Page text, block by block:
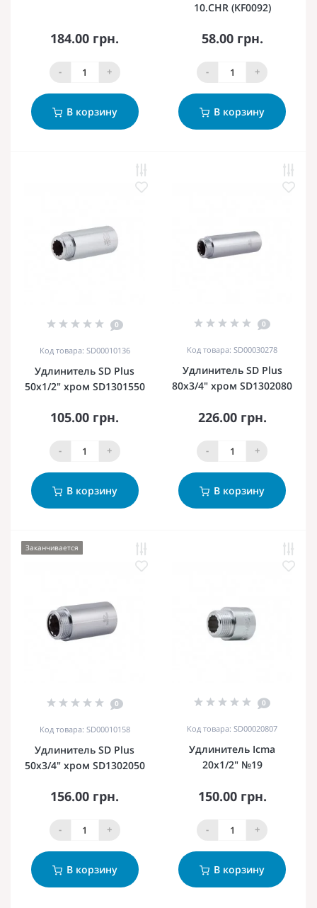
184.00 грн.
- +
В корзину
10.CHR (KF0092)
58.00 грн.
- +
В корзину
0
Код товара: SD00010136
Удлинитель SD Plus
50х1/2" хром SD1301550
105.00 грн.
- +
В корзину
0
Код товара: SD00030278
Удлинитель SD Plus
80х3/4" хром SD1302080
226.00 грн.
- +
В корзину
Заканчивается
0
Код товара: SD00010158
Удлинитель SD Plus
50х3/4" хром SD1302050
156.00 грн.
- +
В корзину
0
Код товара: SD00020807
Удлинитель Icma
20х1/2" №19
150.00 грн.
- +
В корзину